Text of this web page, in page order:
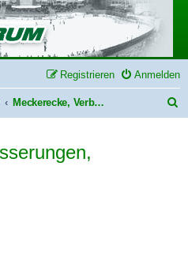
Anmelden
Registrieren
Meckerecke, Verbesserungen, Ankündigungen